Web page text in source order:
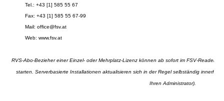
Tel.: +43 [1] 585 55 67
Fax: +43 [1] 585 55 67-99
Mail: office@fsv.at
Web: www.fsv.at
RVS-Abo-Bezieher einer Einzel- oder Mehrplatz-Lizenz können ab sofort im FSV-Reader
starten. Serverbasierte Installationen aktualisieren sich in der Regel selbständig
Ihren Administrator).